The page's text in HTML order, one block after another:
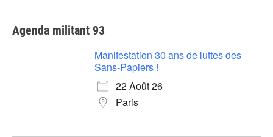
Agenda militant 93
Manifestation 30 ans de luttes des
Sans-Papiers !
22 Août 26
Paris